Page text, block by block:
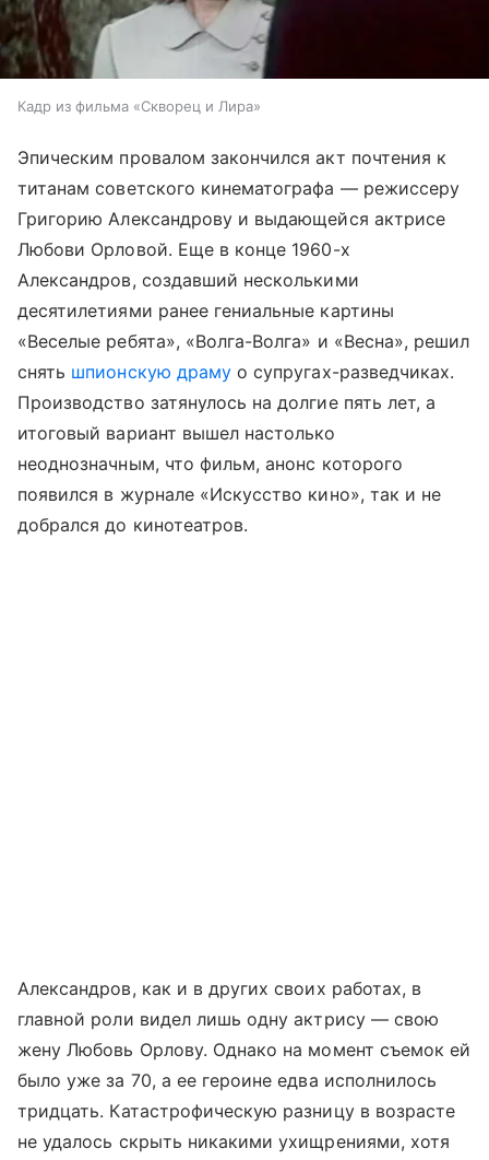
Кадр из фильма «Скворец и Лира»
Эпическим провалом закончился акт почтения к
титанам советского кинематографа — режиссеру
Григорию Александрову и выдающейся актрисе
Любови Орловой. Еще в конце 1960-х
Александров, создавший несколькими
десятилетиями ранее гениальные картины
«Веселые ребята», «Волга-Волга» и «Весна», решил
снять шпионскую драму о супругах-разведчиках.
Производство затянулось на долгие пять лет, а
итоговый вариант вышел настолько
неоднозначным, что фильм, анонс которого
появился в журнале «Искусство кино», так и не
добрался до кинотеатров.
Александров, как и в других своих работах, в
главной роли видел лишь одну актрису — свою
жену Любовь Орлову. Однако на момент съемок ей
было уже за 70, а ее героине едва исполнилось
тридцать. Катастрофическую разницу в возрасте
не удалось скрыть никакими ухищрениями, хотя